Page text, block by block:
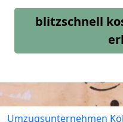
blitzschnell
Umzugsunternehmen